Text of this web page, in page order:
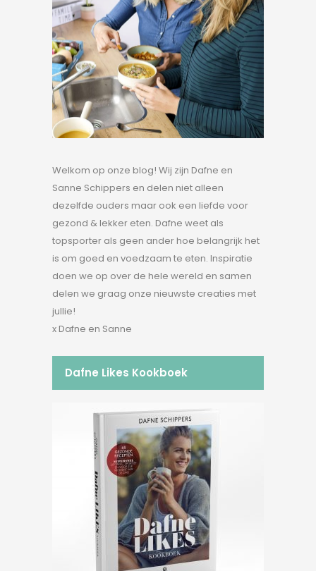
Welkom op onze blog! Wij zijn Dafne en
Sanne Schippers en delen niet alleen
dezelfde ouders maar ook een liefde voor
gezond & lekker eten. Dafne weet als
topsporter als geen ander hoe belangrijk het
is om goed en voedzaam te eten. Inspiratie
doen we op over de hele wereld en samen
delen we graag onze nieuwste creaties met
jullie!
x Dafne en Sanne
Dafne Likes Kookboek